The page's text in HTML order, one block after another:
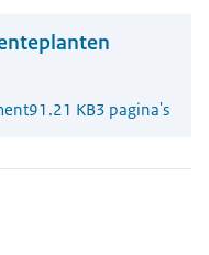
91.21 KB3 pagina's